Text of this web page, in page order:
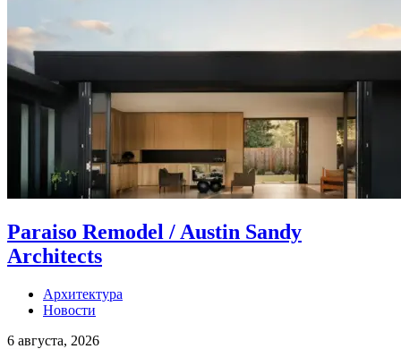
Paraiso Remodel / Austin Sandy
Architects
Архитектура
Новости
6 августа, 2026